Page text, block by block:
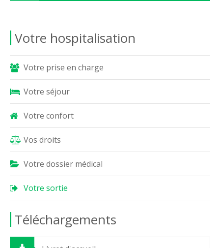
Votre hospitalisation
Votre prise en charge
Votre séjour
Votre confort
Vos droits
Votre dossier médical
Votre sortie
Téléchargements